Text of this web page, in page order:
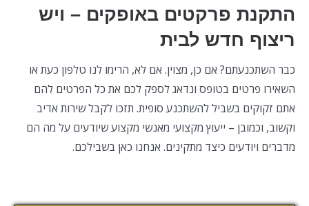
התקנת פרקטים באופקים – ויש
ריצוף חדש לבית
כבר השתכנעתם? אם כן, מצוין. אם לא, הרימו לנו טלפון כעת או
השאירו פרטים בטופס ונדאג לספק לכם את כל הפרטים להם
אתם זקוקים בשביל להשתכנע סופית. תזכו לקבל שירות אדיב
וקשוב, וכמובן – ייעוץ מקצועי מאנשי מקצוע שיודעים על מה הם
מדברים ויודעים כיצד מתקינים. אנחנו כאן בשבילכם.